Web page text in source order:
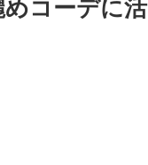
コーデに活